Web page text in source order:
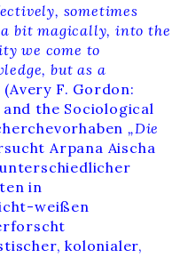
sometimes
bit magically, into the
we come to
but as a
(Avery F. Gordon:
the Sociological
„Die
Arpana Aischa
in
weißen
kolonialer,